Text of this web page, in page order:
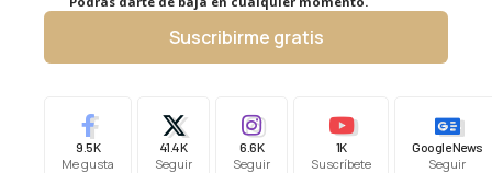
Suscribirme gratis
9.5K
Me gusta
41.4K
Seguir
6.6K
Seguir
1K
Suscríbete
Google News
Seguir